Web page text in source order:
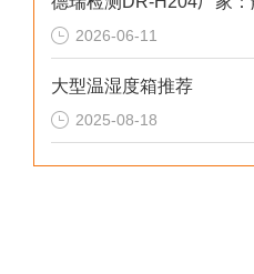
2026-06-11
大型温湿度箱推荐
2025-08-18